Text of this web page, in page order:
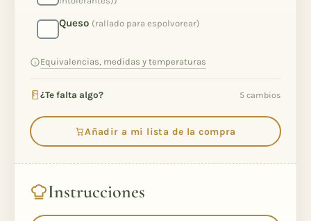
Queso (rallado para espolvorear)
Equivalencias, medidas y temperaturas
¿Te falta algo? 5 cambios
Añadir a mi lista de la compra
Instrucciones